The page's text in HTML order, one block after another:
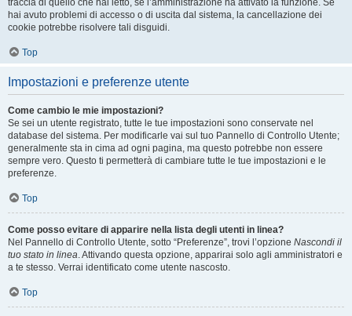
traccia di quello che hai letto, se l’amministrazione ha attivato la funzione. Se
hai avuto problemi di accesso o di uscita dal sistema, la cancellazione dei
cookie potrebbe risolvere tali disguidi.
Top
Impostazioni e preferenze utente
Come cambio le mie impostazioni?
Se sei un utente registrato, tutte le tue impostazioni sono conservate nel
database del sistema. Per modificarle vai sul tuo Pannello di Controllo Utente;
generalmente sta in cima ad ogni pagina, ma questo potrebbe non essere
sempre vero. Questo ti permetterà di cambiare tutte le tue impostazioni e le
preferenze.
Top
Come posso evitare di apparire nella lista degli utenti in linea?
Nel Pannello di Controllo Utente, sotto “Preferenze”, trovi l’opzione Nascondi il
tuo stato in linea. Attivando questa opzione, apparirai solo agli amministratori e
a te stesso. Verrai identificato come utente nascosto.
Top